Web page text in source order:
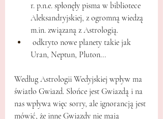
r. p.n.e. spłonęły pisma w bibliotece
Aleksandryjskiej, z ogromną wiedzą
m.in. związaną z Astrologią.
odkryto nowe planety takie jak
Uran, Neptun, Pluton...
Według Astrologii Wedyjskiej wpływ ma
światło Gwiazd. Słońce jest Gwiazdą i na
nas wpływa więc sorry, ale ignorancją jest
mówić, że inne Gwiazdy nie mają